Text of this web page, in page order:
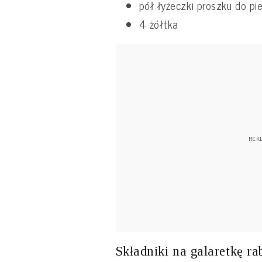
pół łyżeczki proszku do
4 żółtka
Składniki na galaretkę